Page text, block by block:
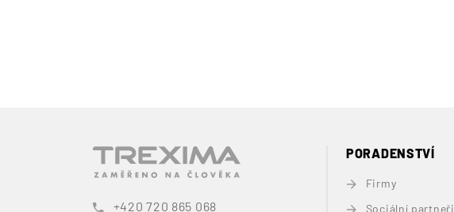
+420 720 865 068
PORADENSTVÍ
Firmy
Sociální partneři